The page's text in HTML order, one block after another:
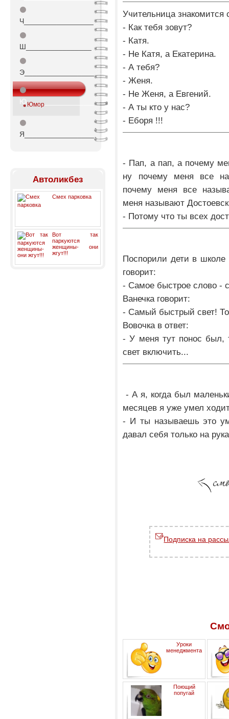
⚫
Ч_________________
⚫
Ш________________
⚫
Э_________________
⚫
Ю_________________
Юмор
⚫
Я_________________
Автоликбез
Смех парковка
Вот так
паркуются
женщины- они
жгут!!!
Учительница знакомится
- Как тебя зовут?
- Катя.
- Не Катя, а Екатерина.
- А тебя?
- Женя.
- Не Женя, а Евгений.
- А ты кто у нас?
- Еборя !!!
- Пап, а пап, а почему
ну почему меня все
почему меня все
меня называют
- Потому что ты всех
Поспорили дети в школе
говорит:
- Самое быстрое слово -
Ванечка говорит:
- Самый быстрый свет!
Вовочка в ответ:
- У меня тут понос был,
свет включить...
- А я, когда был
месяцев я уже умел
- И ты называешь это
давал себя только на
Подписка на
Уроки
менеджмента
Поющий
попугай